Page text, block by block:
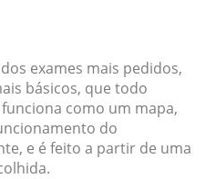
exames mais pedidos,
básicos, que todo
como um mapa,
do
e é feito a partir de uma